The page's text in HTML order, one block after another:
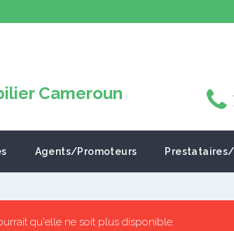
Agents/Promoteurs
qu'elle ne soit plus disponible.